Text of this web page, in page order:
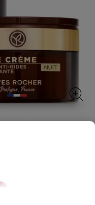
Riche
sie Nacht für Nacht